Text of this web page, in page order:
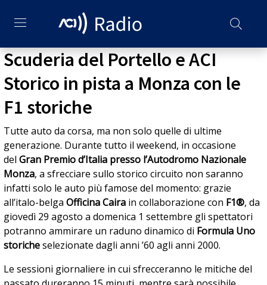
Scuderia del Portello e ACI
Storico in pista a Monza con le
F1 storiche
Tutte auto da corsa, ma non solo quelle di ultime
generazione. Durante tutto il weekend, in occasione
del Gran Premio d’Italia presso l’Autodromo Nazionale
Monza, a sfrecciare sullo storico circuito non saranno
infatti solo le auto più famose del momento: grazie
all’italo-belga Officina Caira in collaborazione con F1®, da
giovedì 29 agosto a domenica 1 settembre gli spettatori
potranno ammirare un raduno dinamico di Formula Uno
storicheselezionate dagli anni ’60 agli anni 2000.
Le sessioni giornaliere in cui sfrecceranno le mitiche del